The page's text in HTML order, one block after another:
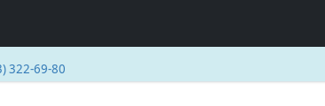
322-69-80